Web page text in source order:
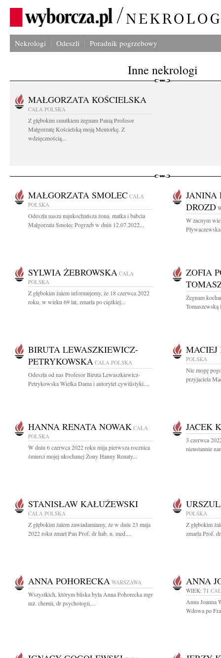
Nekrologi Odeszli Poradnik pogrzebowy
Inne nekrologi
MAŁGORZATA KOŚCIELSKA
CAŁA POLSKA
Z głębokim smutkiem żegnam Panią Profesor
Małgorzatę Kościelską moją Mentorkę. Z
wdzięcznością...
MAŁGORZATA SMOLEC CAŁA
POLSKA
Odeszła nasza najukochańsza żona, matka i babcia
Małgorzata Smolec Pogrzeb w dniu 12.07.2022...
JANINA
DROZD
W zacnym
SYLWIA ŻEBROWSKA CAŁA
POLSKA
Z głębokim żalem informujemy, że 18 czerwca 2022
roku, w wieku 69 lat, zmarła po ciężkiej...
ZOFIA
Żegnam
BIRUTA LEWASZKIEWICZ-
PETRYKOWSKA CAŁA POLSKA
Odeszła od nas Profesor Biruta Lewaszkiewicz-
Petrykowska Wielka Dama i autorytet cywilistyki....
MACIEJ
POLSKA
Nie mogę
przyjaciela
HANNA RENATA NOWAK CAŁA
POLSKA
W dniu 6 czerwca 2022 roku mija pierwsza rocznica
śmierci mojej ukochanej Żony Hanny Renaty...
JACEK
3 czerwca
nieustannie
STANISŁAW KAŁUŻEWSKI
CAŁA POLSKA
Z głębokim żalem zawiadamiamy, że w dniu 23 maja
2022 roku zmarł Pan Prof. dr hab. n. med....
POLSKA
Z głębokim
zmarła Prof.
ANNA POHORECKA WARSZAWA
Wszystkich, którym bliska była Anna Pohorecka mgr
inż. chemii, dr psychologii,...
ANNA
WIEK: 71
Anna Joanna
Wdowa po